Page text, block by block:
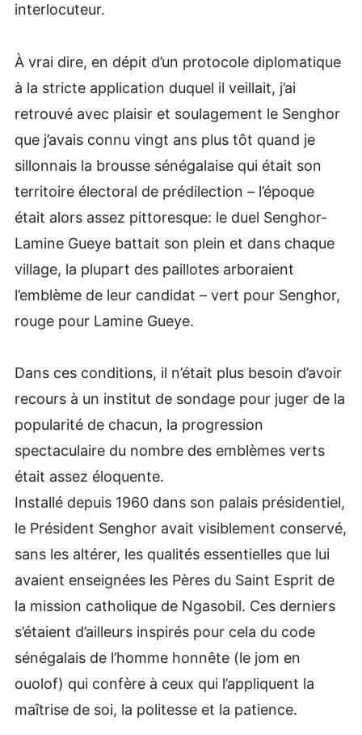
interlocuteur.
À vrai dire, en dépit d’un protocole diplomatique
à la stricte application duquel il veillait, j’ai
retrouvé avec plaisir et soulagement le Senghor
que j’avais connu vingt ans plus tôt quand je
sillonnais la brousse sénégalaise qui était son
territoire électoral de prédilection – l’époque
était alors assez pittoresque: le duel Senghor-
Lamine Gueye battait son plein et dans chaque
village, la plupart des paillotes arboraient
l’emblème de leur candidat – vert pour Senghor,
rouge pour Lamine Gueye.
Dans ces conditions, il n’était plus besoin d’avoir
recours à un institut de sondage pour juger de la
popularité de chacun, la progression
spectaculaire du nombre des emblèmes verts
était assez éloquente.
Installé depuis 1960 dans son palais présidentiel,
le Président Senghor avait visiblement conservé,
sans les altérer, les qualités essentielles que lui
avaient enseignées les Pères du Saint Esprit de
la mission catholique de Ngasobil. Ces derniers
s’étaient d’ailleurs inspirés pour cela du code
sénégalais de l’homme honnête (le jom en
ouolof) qui confère à ceux qui l’appliquent la
maîtrise de soi, la politesse et la patience.